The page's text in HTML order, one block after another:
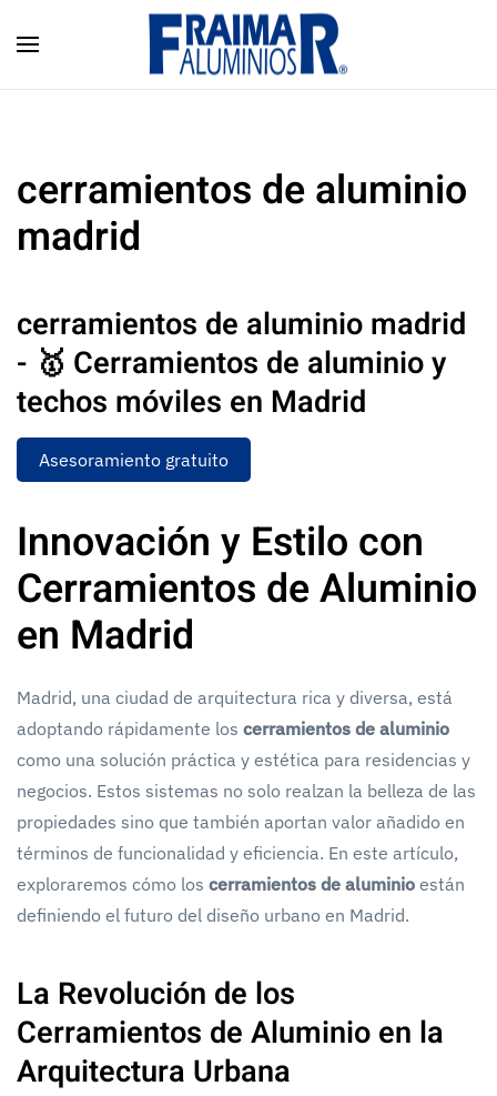
Skip to main content
cerramientos de aluminio
madrid
cerramientos de aluminio madrid
- 🥇 Cerramientos de aluminio y
techos móviles en Madrid
Asesoramiento gratuito
Innovación y Estilo con
Cerramientos de Aluminio
en Madrid
Madrid, una ciudad de arquitectura rica y diversa, está
adoptando rápidamente los cerramientos de aluminio
como una solución práctica y estética para residencias y
negocios. Estos sistemas no solo realzan la belleza de las
propiedades sino que también aportan valor añadido en
términos de funcionalidad y eficiencia. En este artículo,
exploraremos cómo los cerramientos de aluminio están
definiendo el futuro del diseño urbano en Madrid.
La Revolución de los
Cerramientos de Aluminio en la
Arquitectura Urbana